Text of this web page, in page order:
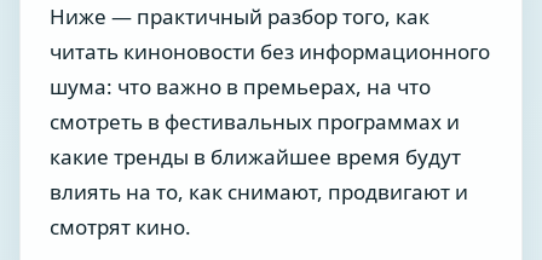
Ниже — практичный разбор того, как
читать киноновости без информационного
шума: что важно в премьерах, на что
смотреть в фестивальных программах и
какие тренды в ближайшее время будут
влиять на то, как снимают, продвигают и
смотрят кино.